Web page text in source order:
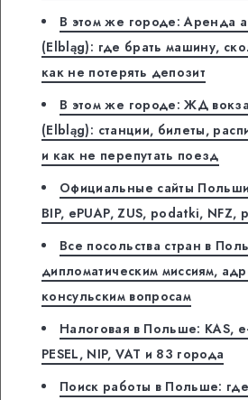
В этом же городе: Аренда
(Elbląg): где брать машину,
как не потерять депозит
В этом же городе: ЖД
(Elbląg): станции, билеты,
и как не перепутать поезд
Официальные сайты
BIP, ePUAP, ZUS, podatki, NFZ,
Все посольства стран в
дипломатическим миссиям,
консульским вопросам
Налоговая в Польше: KAS,
PESEL, NIP, VAT и 83 города
Поиск работы в Польше: